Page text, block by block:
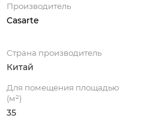
Производитель
Casarte
Страна производитель
Китай
Для помещения площадью
(м²)
35